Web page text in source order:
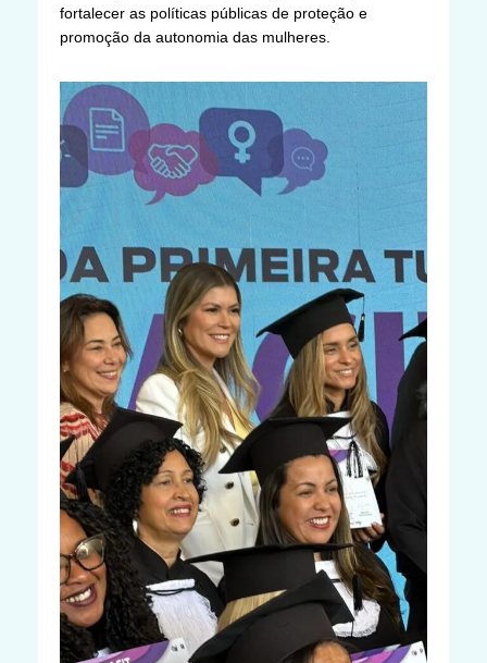
fortalecer as políticas públicas de proteção e
promoção da autonomia das mulheres.